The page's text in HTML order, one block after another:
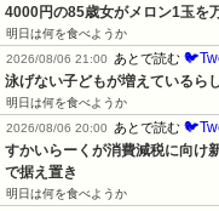
4000円の85歳女がメロン1玉を
明日は何を食べようか
2026/08/06 21:00
あとで読む
泳げない子どもが増えているら
明日は何を食べようか
2026/08/06 20:00
あとで読む
すかいらーくが消費減税に向け
で据え置き
明日は何を食べようか